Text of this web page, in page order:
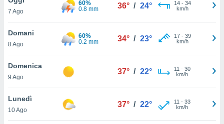
è
al sito
di
ci
di
il
7 Ago
60%
0.8 mm
36° / 24° 14- 34
km/h
Domani
8 Ago
60%
0.2 mm
34° / 23° 17- 39
km/h
Domenica
9 Ago
37° / 22° 11 - 30
km/h
Lunedì
10 Ago
37° / 22° 11 - 33
km/h